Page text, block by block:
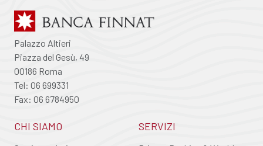
Palazzo Altieri
Piazza del Gesù, 49
00186 Roma
Tel: 06 699331
Fax: 06 6784950
CHI SIAMO SERVIZI